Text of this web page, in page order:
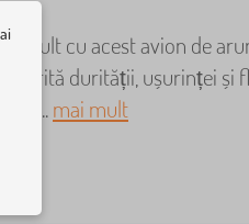
mult cu acest avion de
Datorită durității, ușurinței și
..mai mult